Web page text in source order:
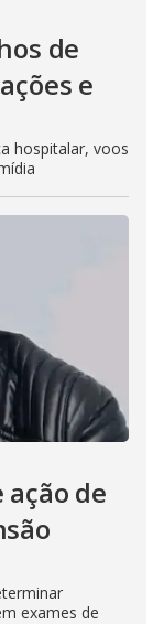
de
e
hospitalar, voos
ação de
exames de